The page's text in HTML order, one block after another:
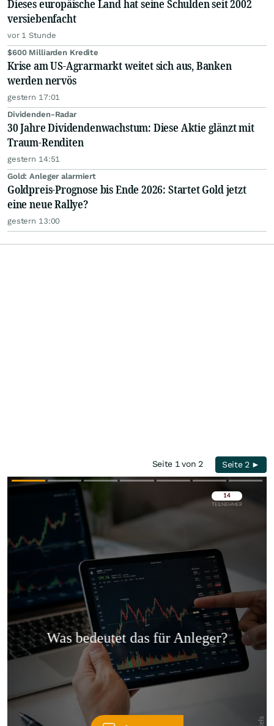
Dieses europäische Land hat seine Schulden seit 2002
versiebenfacht
vor 1 Stunde
$600 Milliarden Kredite
Krise am US-Agrarmarkt weitet sich aus, Banken
werden nervös
gestern 17:01
Dividenden-Radar
30 Jahre Dividendenwachstum: Diese Aktie glänzt mit
Traum-Renditen
gestern 14:51
Gold: Anleger alarmiert
Goldpreis-Prognose bis Ende 2026: Startet Gold jetzt
eine neue Rallye?
gestern 13:00
Seite 1 von 2 Seite 2 ►
Überspringen